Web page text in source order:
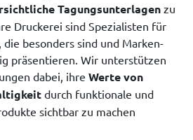
Tagungsunterlagen zu
Druckerei sind Spezialisten für
besonders sind und Marken-
präsentieren. Wir unterstützen
dabei, ihre Werte von
durch funktionale und
sichtbar zu machen